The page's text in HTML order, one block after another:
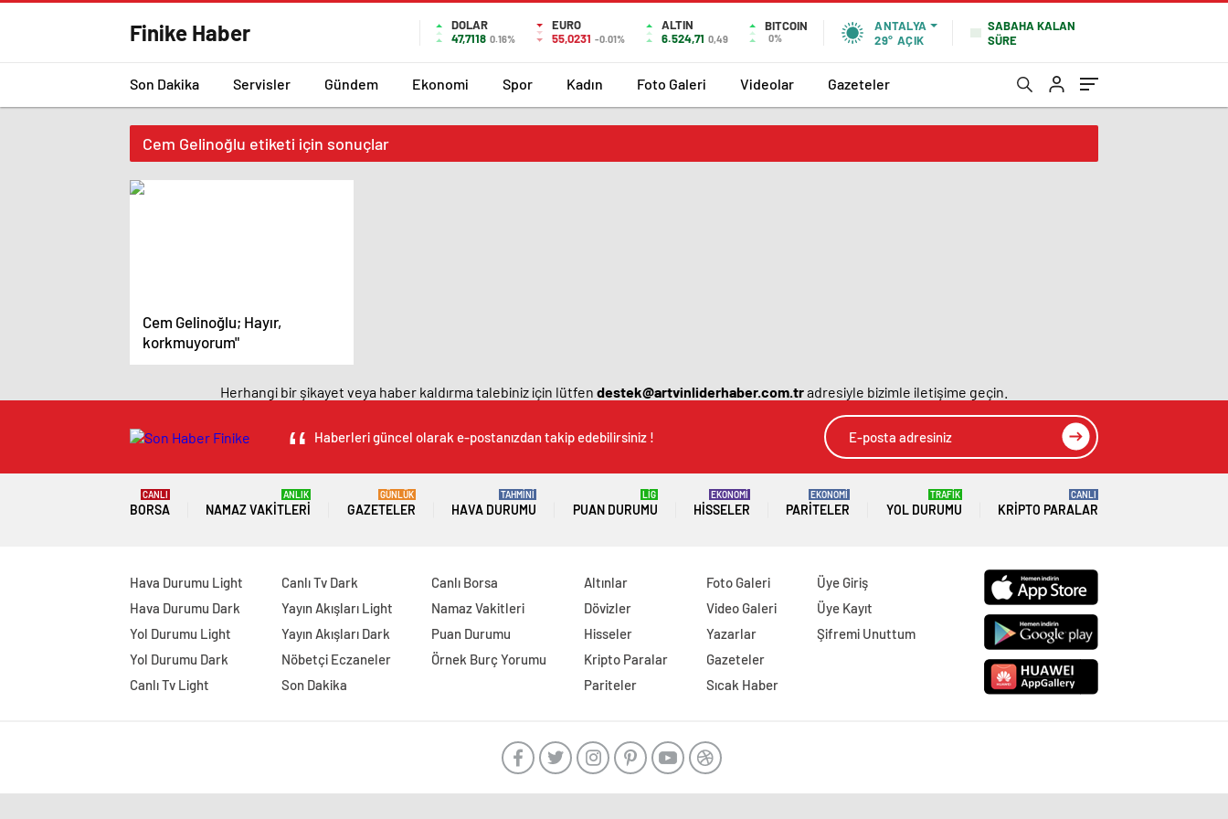
Finike Haber
DOLAR
47,7118 0.16%
EURO
55,0231 -0.01%
ALTIN
6.524,71 0,49
BITCOIN
0%
ANTALYA
29° AÇIK
SABAHA KALAN
SÜRE
Son Dakika Servisler Gündem Ekonomi Spor Kadın Foto Galeri Videolar Gazeteler
Cem Gelinoğlu etiketi için sonuçlar
Cem Gelinoğlu; Hayır,
korkmuyorum"
Herhangi bir şikayet veya haber kaldırma talebiniz için lütfen destek@artvinliderhaber.com.tradresiyle bizimle iletişime geçin.
Haberleri güncel olarak e-postanızdan takip edebilirsiniz !
BORSA
CANLI
NAMAZ VAKITLERI
ANLIK
GAZETELER
GÜNLÜK
HAVA DURUMU
TAHMİNİ
PUAN DURUMU
LİG
HISSELER
EKONOMİ
PARITELER
EKONOMİ
YOL DURUMU
TRAFİK
KRIPTO PARALAR
CANLI
Hava Durumu Light
Hava Durumu Dark
Yol Durumu Light
Yol Durumu Dark
Canlı Tv Light
Canlı Tv Dark
Yayın Akışları Light
Yayın Akışları Dark
Nöbetçi Eczaneler
Son Dakika
Canlı Borsa
Namaz Vakitleri
Puan Durumu
Örnek Burç Yorumu
Altınlar
Dövizler
Hisseler
Kripto Paralar
Pariteler
Foto Galeri
Video Galeri
Yazarlar
Gazeteler
Sıcak Haber
Üye Giriş
Üye Kayıt
Şifremi Unuttum